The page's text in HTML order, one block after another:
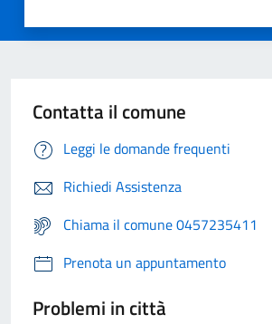
Contatta il comune
Leggi le domande frequenti
Richiedi Assistenza
Chiama il comune 0457235411
Prenota un appuntamento
Problemi in città